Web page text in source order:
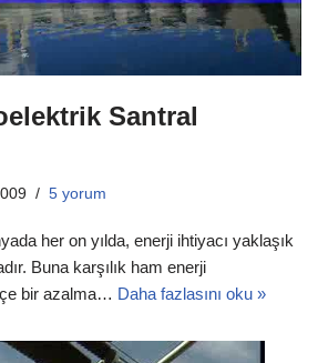
Santral
5 yorum
her on yılda, enerji ihtiyacı yaklaşık
Buna karşılık ham enerji
bir azalma… Daha fazlasını oku »